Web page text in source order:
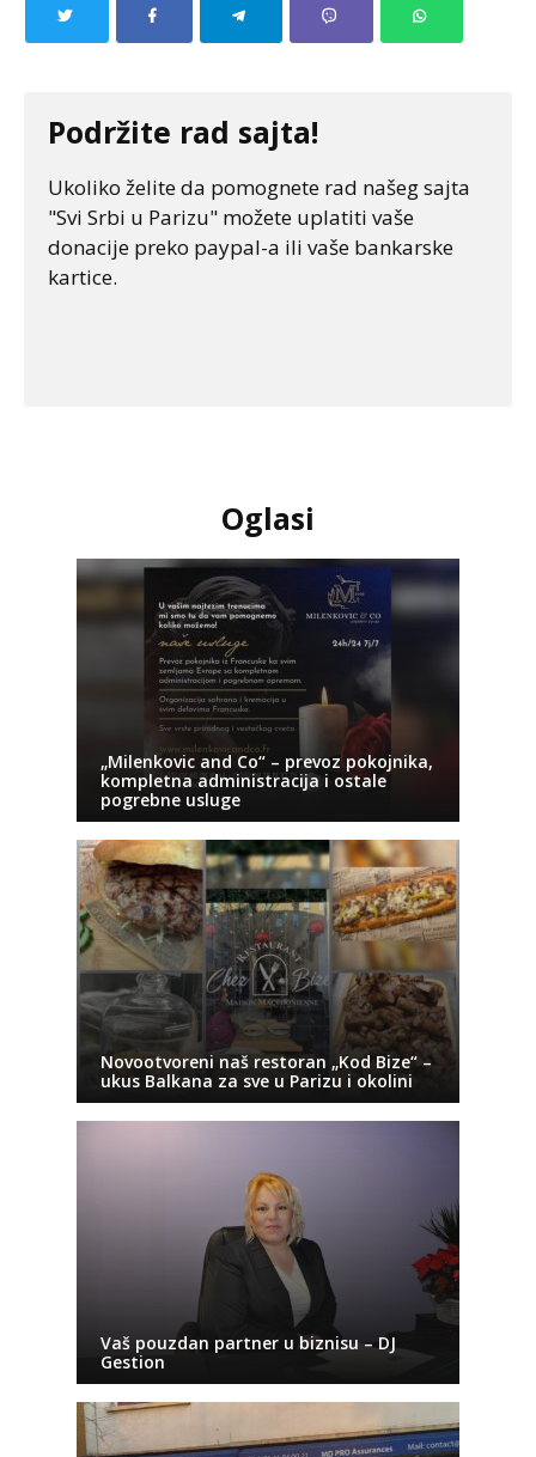
Podržite rad sajta!
Ukoliko želite da pomognete rad našeg sajta
"Svi Srbi u Parizu" možete uplatiti vaše
donacije preko paypal-a ili vaše bankarske
kartice.
Oglasi
„Milenkovic and Co“ – prevoz pokojnika,
kompletna administracija i ostale
pogrebne usluge
Novootvoreni naš restoran „Kod Bize“ –
ukus Balkana za sve u Parizu i okolini
Vaš pouzdan partner u biznisu – DJ
Gestion